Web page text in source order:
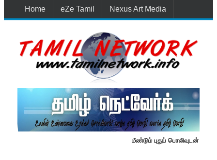
Home eZe Tamil Nexus Art Media
மீண்டும் புதுப் பொலிவுடன் தமிழ்